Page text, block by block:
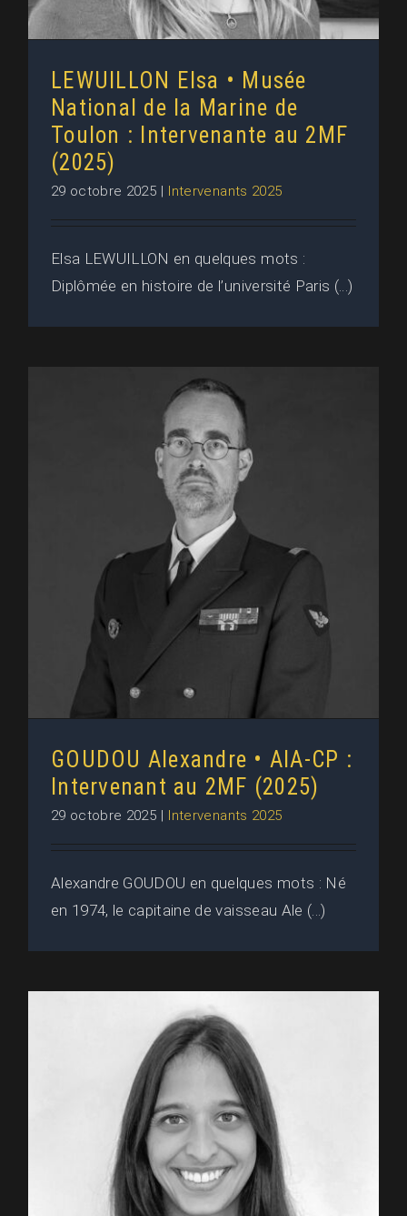
LEWUILLON Elsa • Musée
National de la Marine de
Toulon : Intervenante au 2MF
(2025)
29 octobre 2025 Intervenants 2025
Elsa LEWUILLON en quelques mots :
Diplômée en histoire de l’université Paris (...)
GOUDOU Alexandre • AIA-CP :
Intervenant au 2MF (2025)
GOUDOU Alexandre • AIA-CP :
Intervenant au 2MF (2025)
29 octobre 2025 Intervenants 2025
Alexandre GOUDOU en quelques mots : Né
en 1974, le capitaine de vaisseau Ale (...)
MONANY Savita • KNDS France :
Intervenante au 2MF (2025)